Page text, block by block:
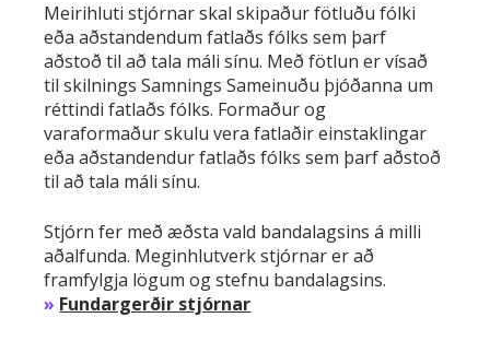
Meirihluti stjórnar skal skipaður fötluðu fólki
eða aðstandendum fatlaðs fólks sem þarf
aðstoð til að tala máli sínu. Með fötlun er vísað
til skilnings Samnings Sameinuðu þjóðanna um
réttindi fatlaðs fólks. Formaður og
varaformaður skulu vera fatlaðir einstaklingar
eða aðstandendur fatlaðs fólks sem þarf aðstoð
til að tala máli sínu.
Stjórn fer með æðsta vald bandalagsins á milli
aðalfunda. Meginhlutverk stjórnar er að
framfylgja lögum og stefnu bandalagsins.
» Fundargerðir stjórnar